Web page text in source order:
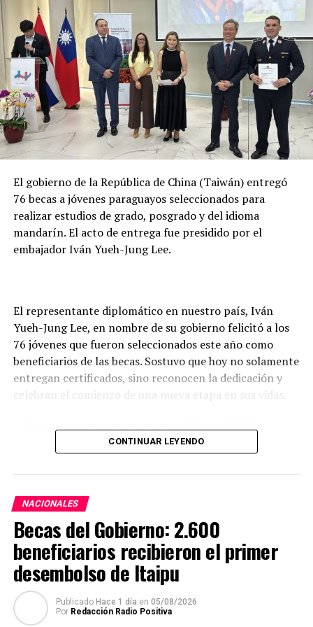
NO SE PIERDA
Gobierno instala mesa de trabajo para coordinar tareas
en prevención y combate de incendios
El gobierno de la República de China (Taiwán) entregó
76 becas a jóvenes paraguayos seleccionados para
realizar estudios de grado, posgrado y del idioma
mandarín. El acto de entrega fue presidido por el
embajador Iván Yueh-Jung Lee.
El representante diplomático en nuestro país, Iván
Yueh-Jung Lee, en nombre de su gobierno felicitó a los
76 jóvenes que fueron seleccionados este año como
beneficiarios de las becas. Sostuvo que hoy no solamente
entregan certificados, sino reconocen la dedicación y
celebran el comienzo de una nueva etapa en sus vidas.
Taiwán; 13 del Fondo de Cooperación y Desarrollo
Development Fund) de la República de China (Taiwán
(ICDF); 10 Huayu para estudio del idioma mandarín y 2
becas de Maestría en Ciencias Policiales, con los que
totalizan 76 becas.
Expresó que cada uno de los becarios seguirá un camino
diferente, pero todos tendrán la oportunidad de
conocer Taiwán, recibir buena educación de alta calidad
y vivir una experiencia que transformará sus vidas.
CONTINUAR LEYENDO
NACIONALES
Becas del Gobierno: 2.600
beneficiarios recibieron el primer
desembolso de Itaipu
Publicado Hace 1 día en 05/08/2026
Por Redacción Radio Positiva